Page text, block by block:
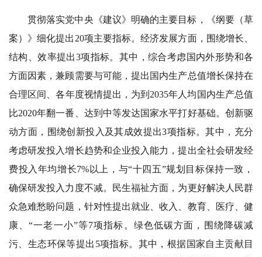
贯彻落实党中央《建议》明确的主要目标，《纲要（草
案）》细化提出20项主要指标。经济发展方面，围绕增长、
结构、效率提出3项指标。其中，综合考虑国内外形势和各
方面因素，兼顾需要与可能，提出国内生产总值增长保持在
合理区间、各年度视情提出，为到2035年人均国内生产总值
比2020年翻一番、达到中等发达国家水平打好基础。创新驱
动方面，围绕创新投入及其成效提出3项指标。其中，充分
考虑研发投入增长趋势和企业投入能力，提出全社会研发经
费投入年均增长7%以上，与“十四五”规划目标保持一致，
确保研发投入力度不减。民生福祉方面，为更好解决人民群
众急难愁盼问题，针对性提出就业、收入、教育、医疗、健
康、“一老一小”等7项指标。绿色低碳方面，围绕降碳减
污、生态环保等提出5项指标。其中，根据国家自主贡献目